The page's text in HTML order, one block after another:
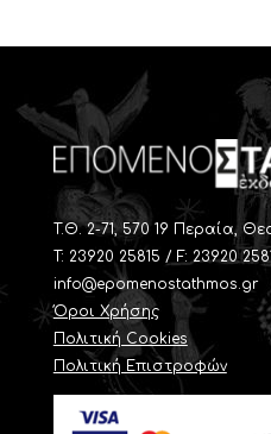
T.Θ. 2-71, 570 19 Περαία,
Τ: 23920 25815 / F: 23920
info@epomenostathmos.gr
Όροι Χρήσης
Πολιτική Cookies
Πολιτική Επιστροφών